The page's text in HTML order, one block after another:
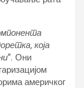
која
“. Они
америчког